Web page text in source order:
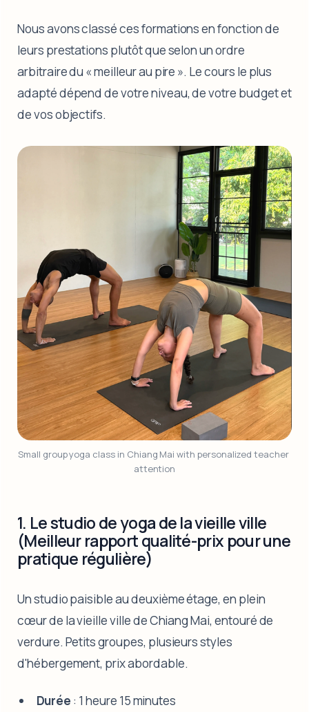
Nous avons classé ces formations en fonction de
leurs prestations plutôt que selon un ordre
arbitraire du « meilleur au pire ». Le cours le plus
adapté dépend de votre niveau, de votre budget et
de vos objectifs.
Small group yoga class in Chiang Mai with personalized teacher
attention
1. Le studio de yoga de la vieille ville
(Meilleur rapport qualité-prix pour une
pratique régulière)
Un studio paisible au deuxième étage, en plein
cœur de la vieille ville de Chiang Mai, entouré de
verdure. Petits groupes, plusieurs styles
d'hébergement, prix abordable.
Durée : 1 heure 15 minutes